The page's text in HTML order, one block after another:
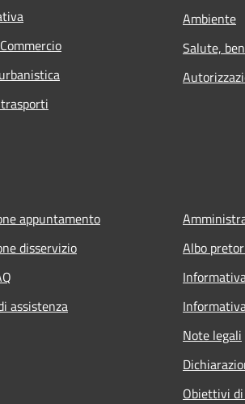
Ambiente
Salute,
appuntamento
disservizio
assistenza
Albo
Note legali
Obiettivi